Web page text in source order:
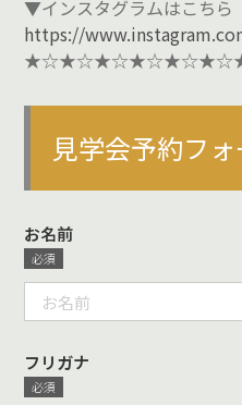
▼インスタグラムはこちら
https://
見学会予約フォ
お名前
フリガナ